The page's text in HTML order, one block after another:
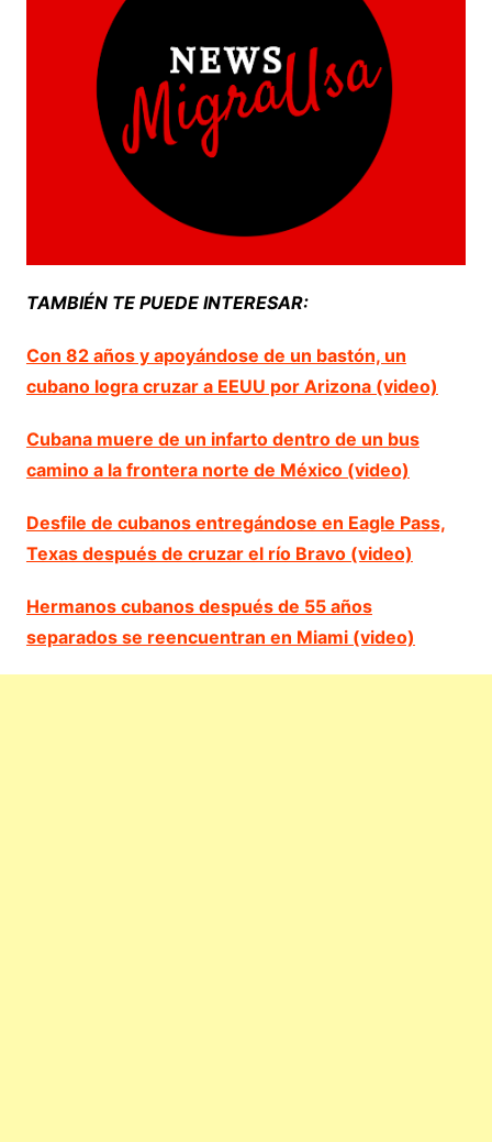
TAMBIÉN TE PUEDE INTERESAR:
Con 82 años y apoyándose de un bastón, un
cubano logra cruzar a EEUU por Arizona (video)
Cubana muere de un infarto dentro de un bus
camino a la frontera norte de México (video)
Desfile de cubanos entregándose en Eagle Pass,
Texas después de cruzar el río Bravo (video)
Hermanos cubanos después de 55 años
separados se reencuentran en Miami (video)